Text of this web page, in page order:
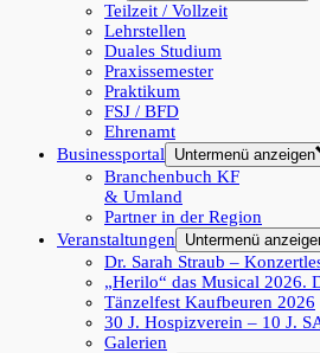
Teilzeit / Vollzeit
Lehrstellen
Duales Studium
Praxissemester
Praktikum
FSJ / BFD
Ehrenamt
Businessportal
Untermenü anzeigen
Branchenbuch KF
& Umland
Partner in der Region
Veranstaltungen
Untermenü
Dr. Sarah Straub –
„Herilo“ das Musical 2026.
Tänzelfest Kaufbeuren 2026
30 J. Hospizverein – 10 J.
Galerien